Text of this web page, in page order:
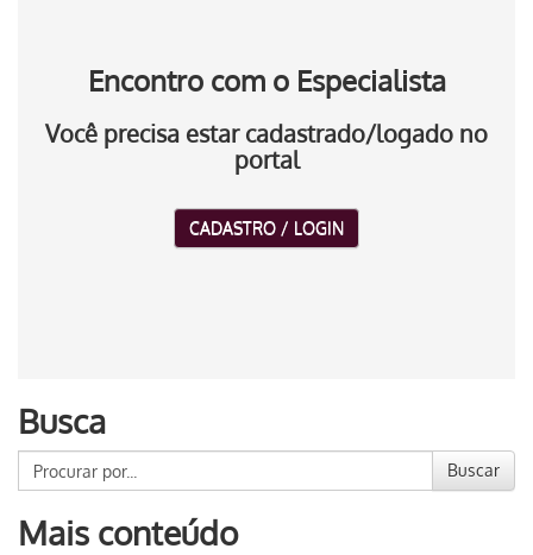
Encontro com o Especialista
Você precisa estar cadastrado/logado no
portal
CADASTRO / LOGIN
Busca
Buscar
Mais conteúdo